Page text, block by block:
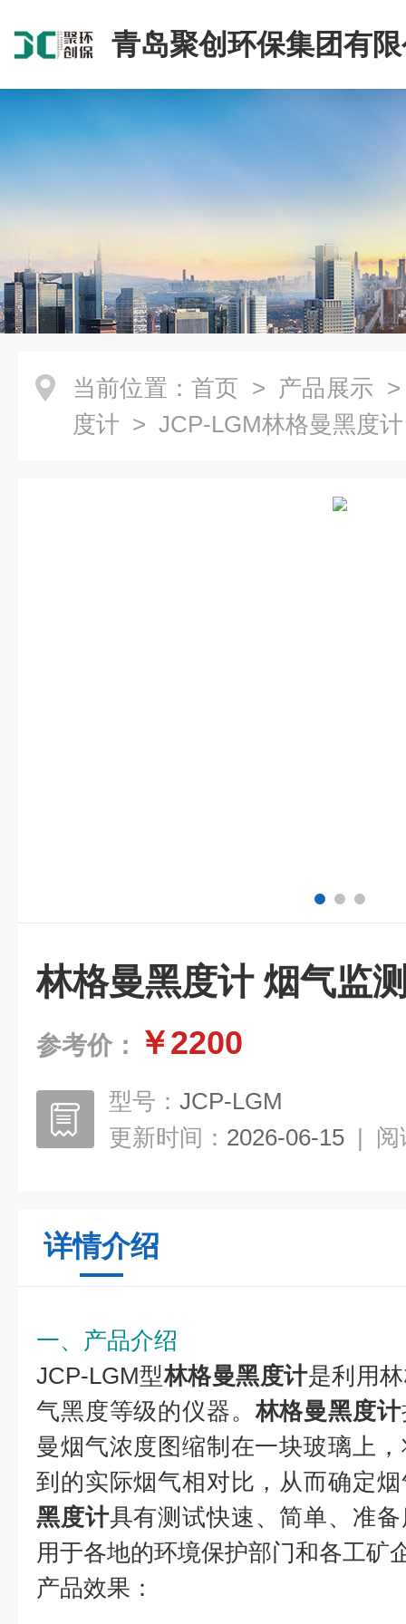
青岛聚创环保集团有
当前位置： 首页 > 产品展示
度计 > JCP-LGM林格曼黑度
林格曼黑度计 烟气监
参考价： ￥2200
型号： JCP-LGM
更新时间： 2026-06-15 | 阅
详情介绍
一、产品介绍
JCP-LGM型林格曼黑度计是利用
气黑度等级的仪器。林格曼黑度计
曼烟气浓度图缩制在一块玻璃上
到的实际烟气相对比，从而确定
黑度计具有测试快速、简单、准
用于各地的环境保护部门和各工矿
产品效果：